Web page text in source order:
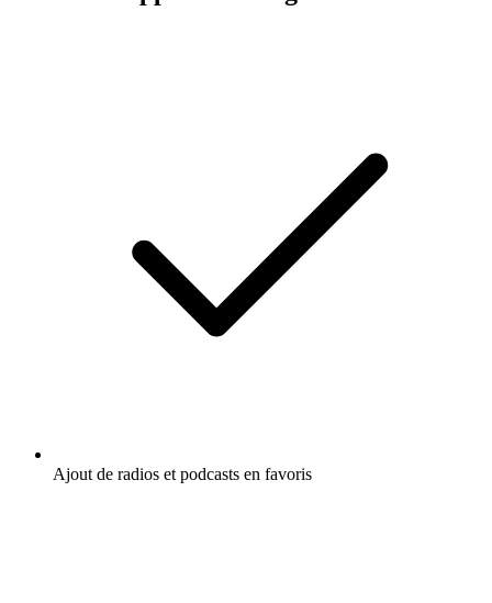
Ajout de radios et podcasts en favoris